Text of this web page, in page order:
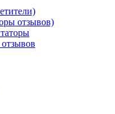
отзывов)